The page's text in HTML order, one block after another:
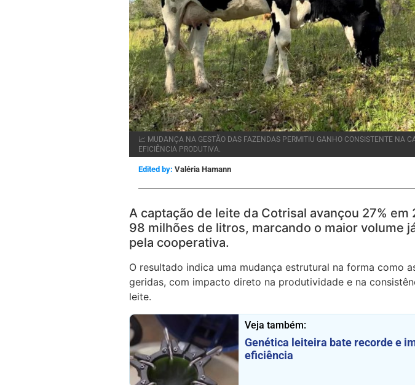
📈 MUDANÇA NA GESTÃO DAS FAZENDAS PERMITIU GANHO CONSISTENTE NA
EFICIÊNCIA PRODUTIVA.
Edited by: Valéria Hamann
A captação de leite da Cotrisal avançou 27% em
98 milhões de litros, marcando o maior volume
pela cooperativa.
O resultado indica uma mudança estrutural na forma como
geridas, com impacto direto na produtividade e na
leite.
Veja também:
Genética leiteira bate recorde e
eficiência